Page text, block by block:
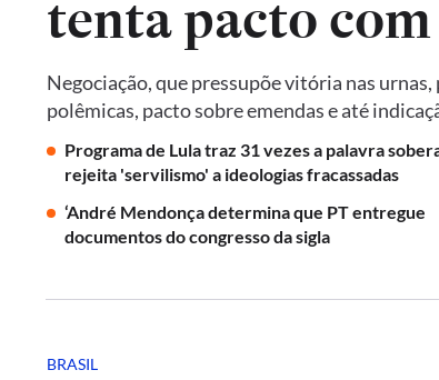
tenta pacto
Negociação, que pressupõe vitória nas
polêmicas, pacto sobre emendas e até
Programa de Lula traz 31 vezes a palavra
rejeita 'servilismo' a ideologias fracassadas
‘André Mendonça determina que PT entregue
documentos do congresso da sigla
BRASIL